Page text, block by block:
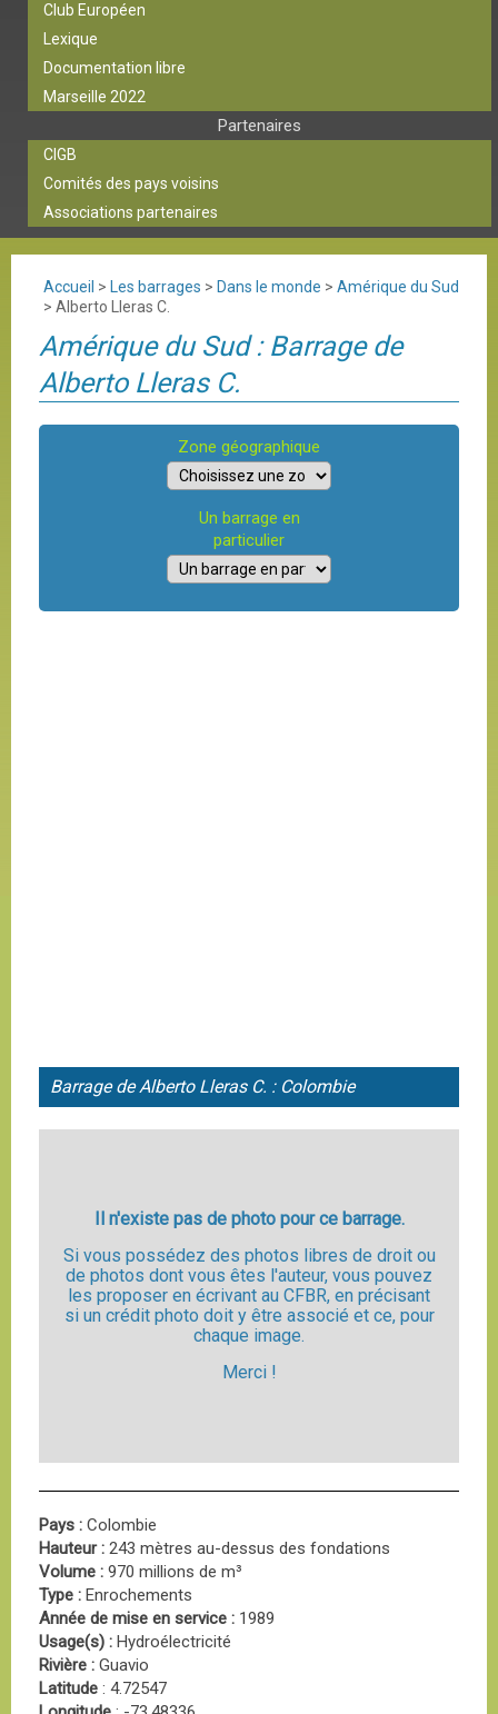
Club Européen
Lexique
Documentation libre
Marseille 2022
Partenaires
CIGB
Comités des pays voisins
Associations partenaires
Accueil > Les barrages > Dans le monde > Amérique du Sud
> Alberto Lleras C.
Amérique du Sud : Barrage de
Alberto Lleras C.
Zone géographique
Un barrage en
particulier
Barrage de Alberto Lleras C. : Colombie
Il n'existe pas de photo pour ce barrage.
Si vous possédez des photos libres de droit ou
de photos dont vous êtes l'auteur, vous pouvez
les proposer en écrivant au CFBR, en précisant
si un crédit photo doit y être associé et ce, pour
chaque image.
Merci !
Pays : Colombie
Hauteur : 243 mètres au-dessus des fondations
Volume : 970 millions de m³
Type : Enrochements
Année de mise en service : 1989
Usage(s) : Hydroélectricité
Rivière : Guavio
Latitude : 4.72547